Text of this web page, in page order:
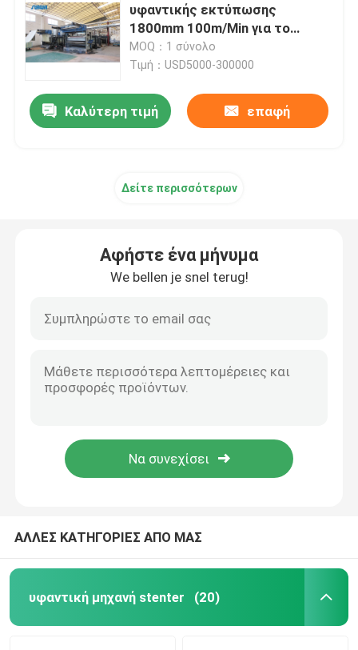
υφαντικής εκτύπωσης
1800mm 100m/Min για το
υφαμένο τυπωμένο ύφασμα
MOQ：1 σύνολο
Τιμή：USD5000-300000
Καλύτερη τιμή επαφή
Δείτε περισσότερων
Αφήστε ένα μήνυμα
We bellen je snel terug!
ΑΛΛΕΣ ΚΑΤΗΓΟΡΙΕΣ ΑΠΟ ΜΑΣ
υφαντική μηχανή stenter (20)